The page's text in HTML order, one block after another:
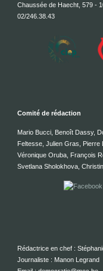
Chaussée de Haecht, 579 -
02/246.38.43
Comité de rédaction
Mario Bucci, Benoît Dassy,
Feltesse, Julien Gras, Pierre
Véronique Oruba, François
Svetlana Sholokhova,
Rédactrice en chef :
Journaliste : Manon Legrand